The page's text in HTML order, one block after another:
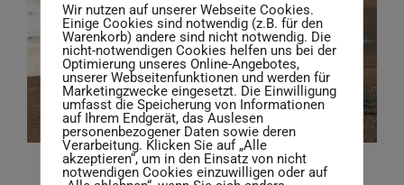
Motorrad Transporte
Wir nutzen auf unserer Webseite Cookies.
Einige Cookies sind notwendig (z.B. für den
Warenkorb) andere sind nicht notwendig. Die
nicht-notwendigen Cookies helfen uns bei der
Optimierung unseres Online-Angebotes,
unserer Webseitenfunktionen und werden für
Marketingzwecke eingesetzt. Die Einwilligung
umfasst die Speicherung von Informationen
auf Ihrem Endgerät, das Auslesen
personenbezogener Daten sowie deren
Verarbeitung. Klicken Sie auf „Alle
akzeptieren“, um in den Einsatz von nicht
notwendigen Cookies einzuwilligen oder auf